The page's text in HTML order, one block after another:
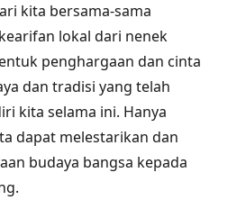
kita bersama-sama
lokal dari nenek
penghargaan dan cinta
dan tradisi yang telah
kita selama ini. Hanya
dapat melestarikan dan
budaya bangsa kepada